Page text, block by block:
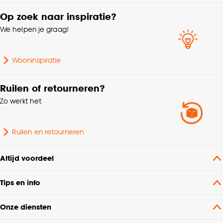
Op zoek naar inspiratie?
We helpen je graag!
Wooninspiratie
Ruilen of retourneren?
Zo werkt het
Ruilen en retourneren
Altijd voordeel
Tips en info
Onze diensten